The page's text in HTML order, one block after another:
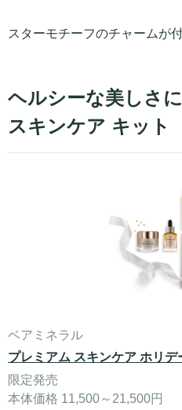
スターモチーフのチャームが
ヘルシーな美しさ
スキンケア キット
ベアミネラル
プレミアム スキンケア ホリデ
限定発売
本体価格 11,500～21,500円